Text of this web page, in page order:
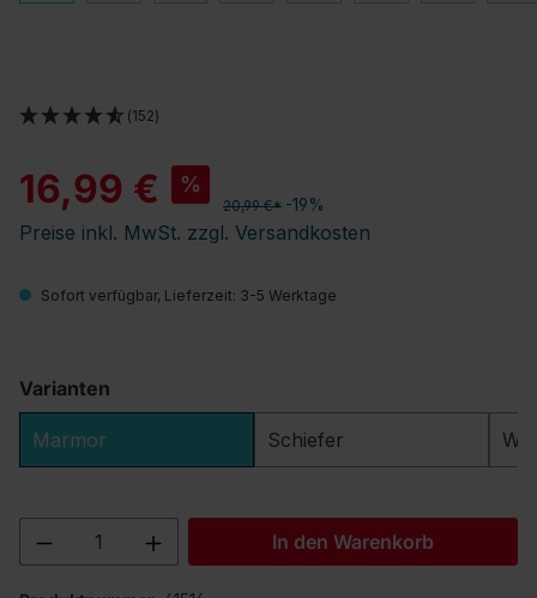
16,99 € %
20,99 €* -19%
Preise inkl. MwSt. zzgl. Versandkosten
(152)
Sofort verfügbar, Lieferzeit: 3-5 Werktage
Varianten
Marmor Schiefer
Produkt Anzahl: Gib den gewünschten
In den Warenkorb